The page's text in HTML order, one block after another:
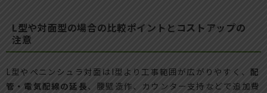
L型や対面型の場合の比較ポイントとコストアップの
注意
L型やペニンシュラ対面はI型より工事範囲が広がりやすく、 配
管・電気配線の延長、腰壁造作、カウンター支持などで追加費